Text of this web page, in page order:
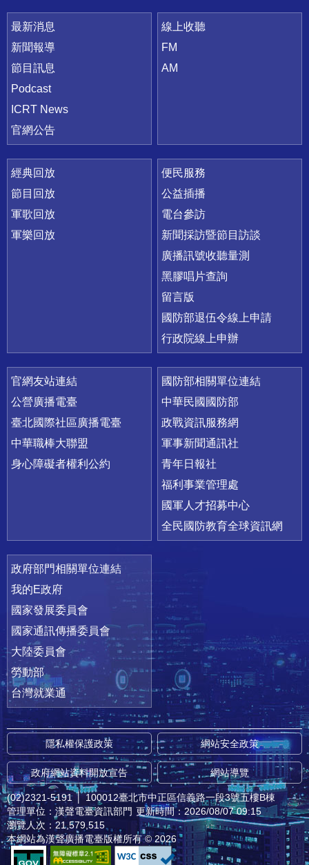
最新消息
新聞報導
節目訊息
Podcast
ICRT News
官網公告
線上收聽
FM
AM
經典回放
節目回放
軍歌回放
軍樂回放
便民服務
公益插播
電台參訪
新聞採訪暨節目訪談
廣播訊號收聽量測
黑膠唱片查詢
留言版
國防部退伍令線上申請
行政院線上申辦
官網友站連結
公營廣播電臺
臺北國際社區廣播電臺
中華職棒大聯盟
身心障礙者權利公約
國防部相關單位連結
中華民國國防部
政戰資訊服務網
軍事新聞通訊社
青年日報社
福利事業管理處
國軍人才招募中心
全民國防教育全球資訊網
政府部門相關單位連結
我的E政府
國家發展委員會
國家通訊傳播委員會
大陸委員會
勞動部
台灣就業通
隱私權保護政策 網站安全政策
政府網站資料開放宣告 網站導覽
(02)2321-5191 │ 100012臺北市中正區信義路一段3號五樓B棟
管理單位：漢聲電臺資訊部門 更新時間：2026/08/07 09:15
瀏覽人次：21,579,515
本網站為漢聲廣播電臺版權所有 © 2026